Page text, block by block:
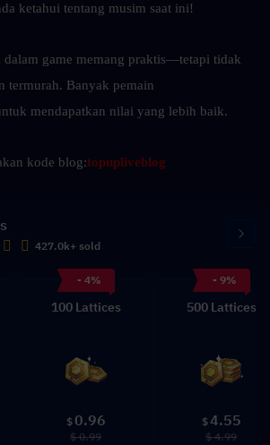
ketahui tentang musim saat ini!
game memang praktis—tetapi tidak
termurah. Banyak pemain
mendapatkan nilai yang lebih baik.
kode blog:topupliveblog
427.0k+ sold
- 4%
100 Lattices
$ 0.96
$ 0.99
- 9%
500 Lattices
$4.55
$ 4.99